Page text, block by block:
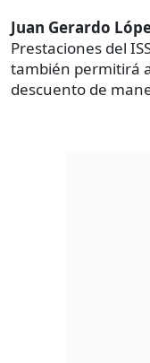
Juan Gerardo
Prestaciones del
también permitirá
descuento de